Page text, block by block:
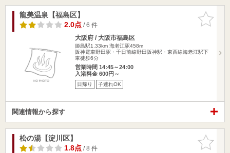
お気に入
りに追加
龍美温泉【福島区】
2.0点/ 6 件
大阪府 / 大阪市福島区
姫島駅1.33km 海老江駅458m
阪神電車野田駅・千日前線野田阪神駅・東西線海老江駅下
車徒歩6分
営業時間 14:45～24:00
入浴料金 600円～
日帰り 子連れOK
関連情報から探す
お気に入
りに追加
松の湯【淀川区】
1.8点/ 8 件